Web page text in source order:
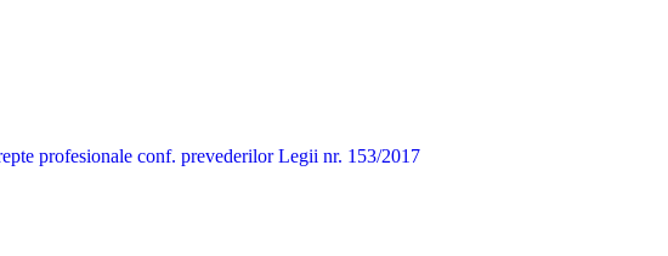
profesionale conf. prevederilor Legii nr. 153/2017